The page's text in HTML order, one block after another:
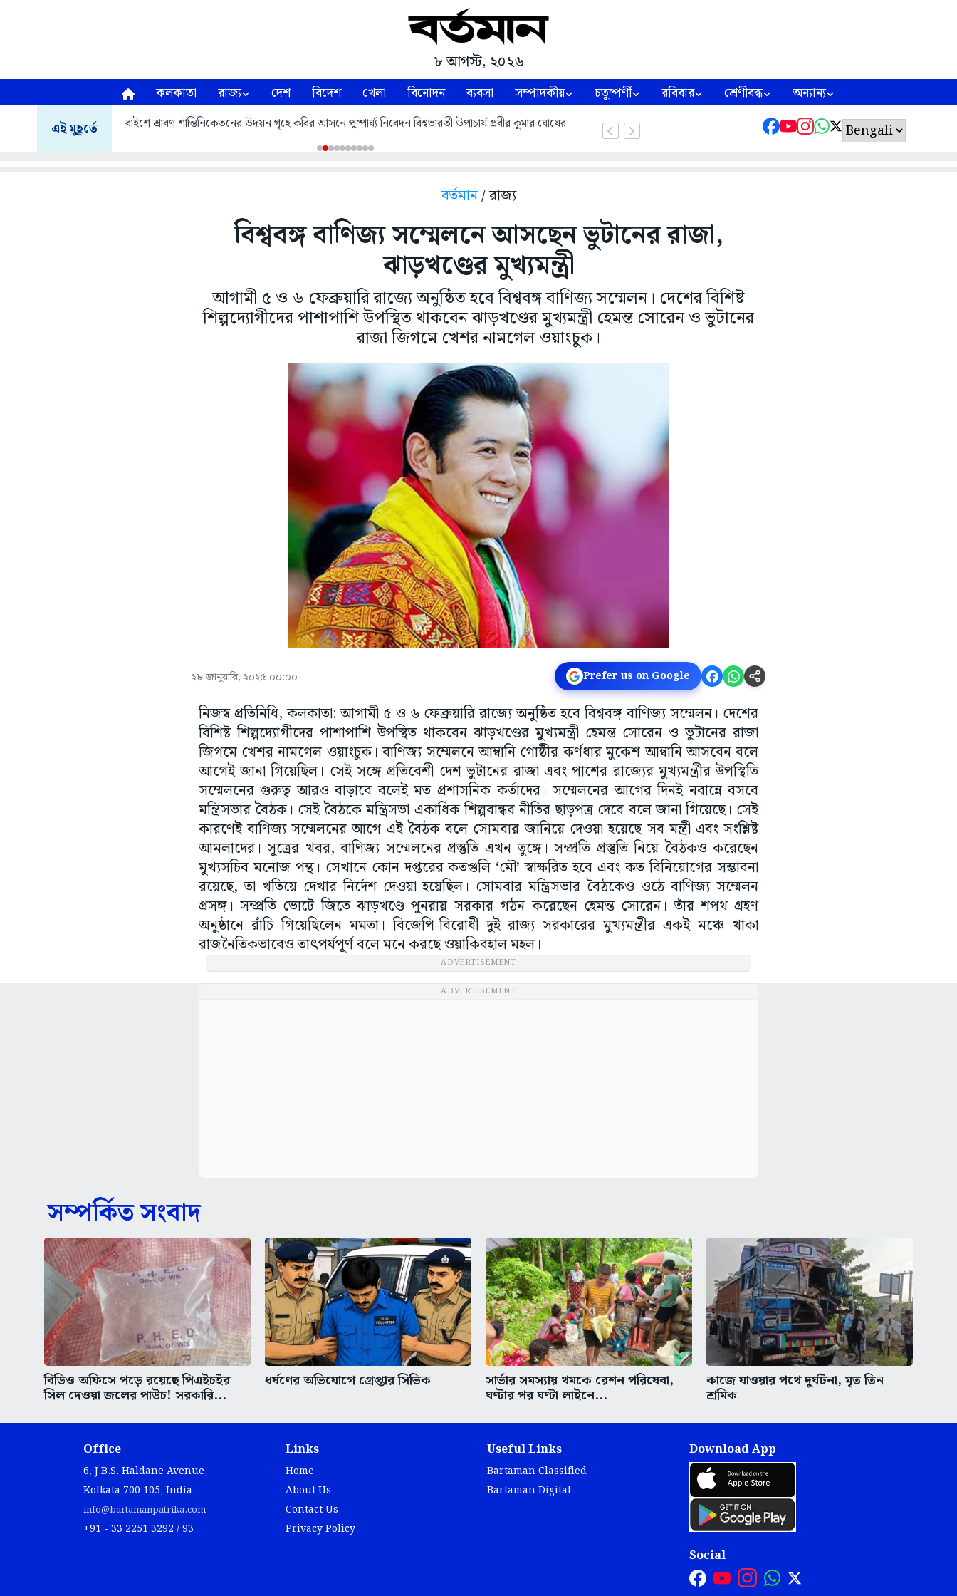
৮ আগস্ট, ২০২৬
কলকাতা রাজ্য দেশ বিদেশ খেলা বিনোদন ব্যবসা সম্পাদকীয় চতুষ্পর্ণী রবিবার শ্রেণীবদ্ধ অন্যান্য
এই মুহূর্তে বাইশে শ্রাবণ শান্তিনিকেতনের উদয়ন গৃহে কবির আসনে পুষ্পার্ঘ্য নিবেদন বিশ্বভারতী উপাচার্য প্রবীর কুমার ঘোষের
বর্তমান/ রাজ্য
বিশ্ববঙ্গ বাণিজ্য সম্মেলনে আসছেন ভুটানের রাজা,
ঝাড়খণ্ডের মুখ্যমন্ত্রী
আগামী ৫ ও ৬ ফেব্রুয়ারি রাজ্যে অনুষ্ঠিত হবে বিশ্ববঙ্গ বাণিজ্য সম্মেলন। দেশের বিশিষ্ট
শিল্পদ্যোগীদের পাশাপাশি উপস্থিত থাকবেন ঝাড়খণ্ডের মুখ্যমন্ত্রী হেমন্ত সোরেন ও ভুটানের
রাজা জিগমে খেশর নামগেল ওয়াংচুক।
২৮ জানুয়ারি, ২০২৫ ০০:০০ Prefer us on Google
নিজস্ব প্রতিনিধি, কলকাতা: আগামী ৫ ও ৬ ফেব্রুয়ারি রাজ্যে অনুষ্ঠিত হবে বিশ্ববঙ্গ বাণিজ্য সম্মেলন। দেশের
বিশিষ্ট শিল্পদ্যোগীদের পাশাপাশি উপস্থিত থাকবেন ঝাড়খণ্ডের মুখ্যমন্ত্রী হেমন্ত সোরেন ও ভুটানের রাজা
জিগমে খেশর নামগেল ওয়াংচুক। বাণিজ্য সম্মেলনে আম্বানি গোষ্ঠীর কর্ণধার মুকেশ আম্বানি আসবেন বলে
আগেই জানা গিয়েছিল। সেই সঙ্গে প্রতিবেশী দেশ ভুটানের রাজা এবং পাশের রাজ্যের মুখ্যমন্ত্রীর উপস্থিতি
সম্মেলনের গুরুত্ব আরও বাড়াবে বলেই মত প্রশাসনিক কর্তাদের। সম্মেলনের আগের দিনই নবান্নে বসবে
মন্ত্রিসভার বৈঠক। সেই বৈঠকে মন্ত্রিসভা একাধিক শিল্পবান্ধব নীতির ছাড়পত্র দেবে বলে জানা গিয়েছে। সেই
কারণেই বাণিজ্য সম্মেলনের আগে এই বৈঠক বলে সোমবার জানিয়ে দেওয়া হয়েছে সব মন্ত্রী এবং সংশ্লিষ্ট
আমলাদের। সূত্রের খবর, বাণিজ্য সম্মেলনের প্রস্তুতি এখন তুঙ্গে। সম্প্রতি প্রস্তুতি নিয়ে বৈঠকও করেছেন
মুখ্যসচিব মনোজ পন্থ। সেখানে কোন দপ্তরের কতগুলি ‘মৌ’ স্বাক্ষরিত হবে এবং কত বিনিয়োগের সম্ভাবনা
রয়েছে, তা খতিয়ে দেখার নির্দেশ দেওয়া হয়েছিল। সোমবার মন্ত্রিসভার বৈঠকেও ওঠে বাণিজ্য সম্মেলন
প্রসঙ্গ। সম্প্রতি ভোটে জিতে ঝাড়খণ্ডে পুনরায় সরকার গঠন করেছেন হেমন্ত সোরেন। তাঁর শপথ গ্রহণ
অনুষ্ঠানে রাঁচি গিয়েছিলেন মমতা। বিজেপি-বিরোধী দুই রাজ্য সরকারের মুখ্যমন্ত্রীর একই মঞ্চে থাকা
রাজনৈতিকভাবেও তাৎপর্যপূর্ণ বলে মনে করছে ওয়াকিবহাল মহল।
ADVERTISEMENT
ADVERTISEMENT
সম্পর্কিত সংবাদ
বিডিও অফিসে পড়ে রয়েছে পিএইচইর
সিল দেওয়া জলের পাউচ! সরকারি...
ধর্ষণের অভিযোগে গ্রেপ্তার সিভিক সার্ভার সমস্যায় থমকে রেশন পরিষেবা,
ঘণ্টার পর ঘণ্টা লাইনে...
কাজে যাওয়ার পথে দুর্ঘটনা, মৃত তিন
শ্রমিক
Office
6, J.B.S. Haldane Avenue,
Kolkata 700 105, India.
info@bartamanpatrika.com
+91 - 33 2251 3292 / 93
Links
Home
About Us
Contact Us
Privacy Policy
Useful Links
Bartaman Classified
Bartaman Digital
Download App
Social